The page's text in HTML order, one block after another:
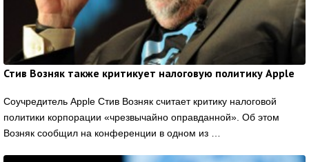
Стив Возняк также критикует налоговую политику Apple
Соучредитель Apple Стив Возняк считает критику налоговой
политики корпорации «чрезвычайно оправданной». Об этом
Возняк сообщил на конференции в одном из …